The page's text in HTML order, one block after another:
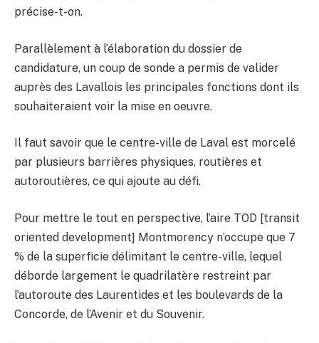
précise-t-on.
Parallèlement à l’élaboration du dossier de
candidature, un coup de sonde a permis de valider
auprès des Lavallois les principales fonctions dont ils
souhaiteraient voir la mise en oeuvre.
Il faut savoir que le centre-ville de Laval est morcelé
par plusieurs barrières physiques, routières et
autoroutières, ce qui ajoute au défi.
Pour mettre le tout en perspective, l’aire TOD [transit
oriented development] Montmorency n’occupe que 7
% de la superficie délimitant le centre-ville, lequel
déborde largement le quadrilatère restreint par
l’autoroute des Laurentides et les boulevards de la
Concorde, de l’Avenir et du Souvenir.